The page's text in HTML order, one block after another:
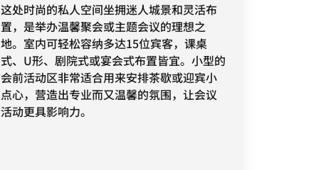
这处时尚的私人空间坐拥迷人城景和灵活布
置，是举办温馨聚会或主题会议的理想之
地。室内可轻松容纳多达15位宾客，课桌
式、U形、剧院式或宴会式布置皆宜。小型的
会前活动区非常适合用来安排茶歇或迎宾小
点心，营造出专业而又温馨的氛围，让会议
活动更具影响力。